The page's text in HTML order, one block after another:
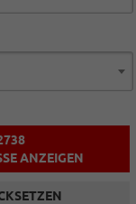
ANZEIGEN